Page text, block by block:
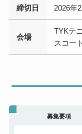
締切日 2026年
会場
TYKテ
スコー
募集要項